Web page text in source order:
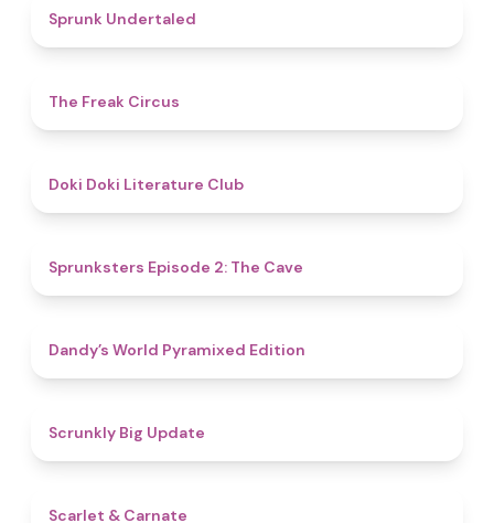
Sprunk Undertaled
The Freak Circus
Doki Doki Literature Club
Sprunksters Episode 2: The Cave
Dandy’s World Pyramixed Edition
Scrunkly Big Update
Scarlet & Carnate